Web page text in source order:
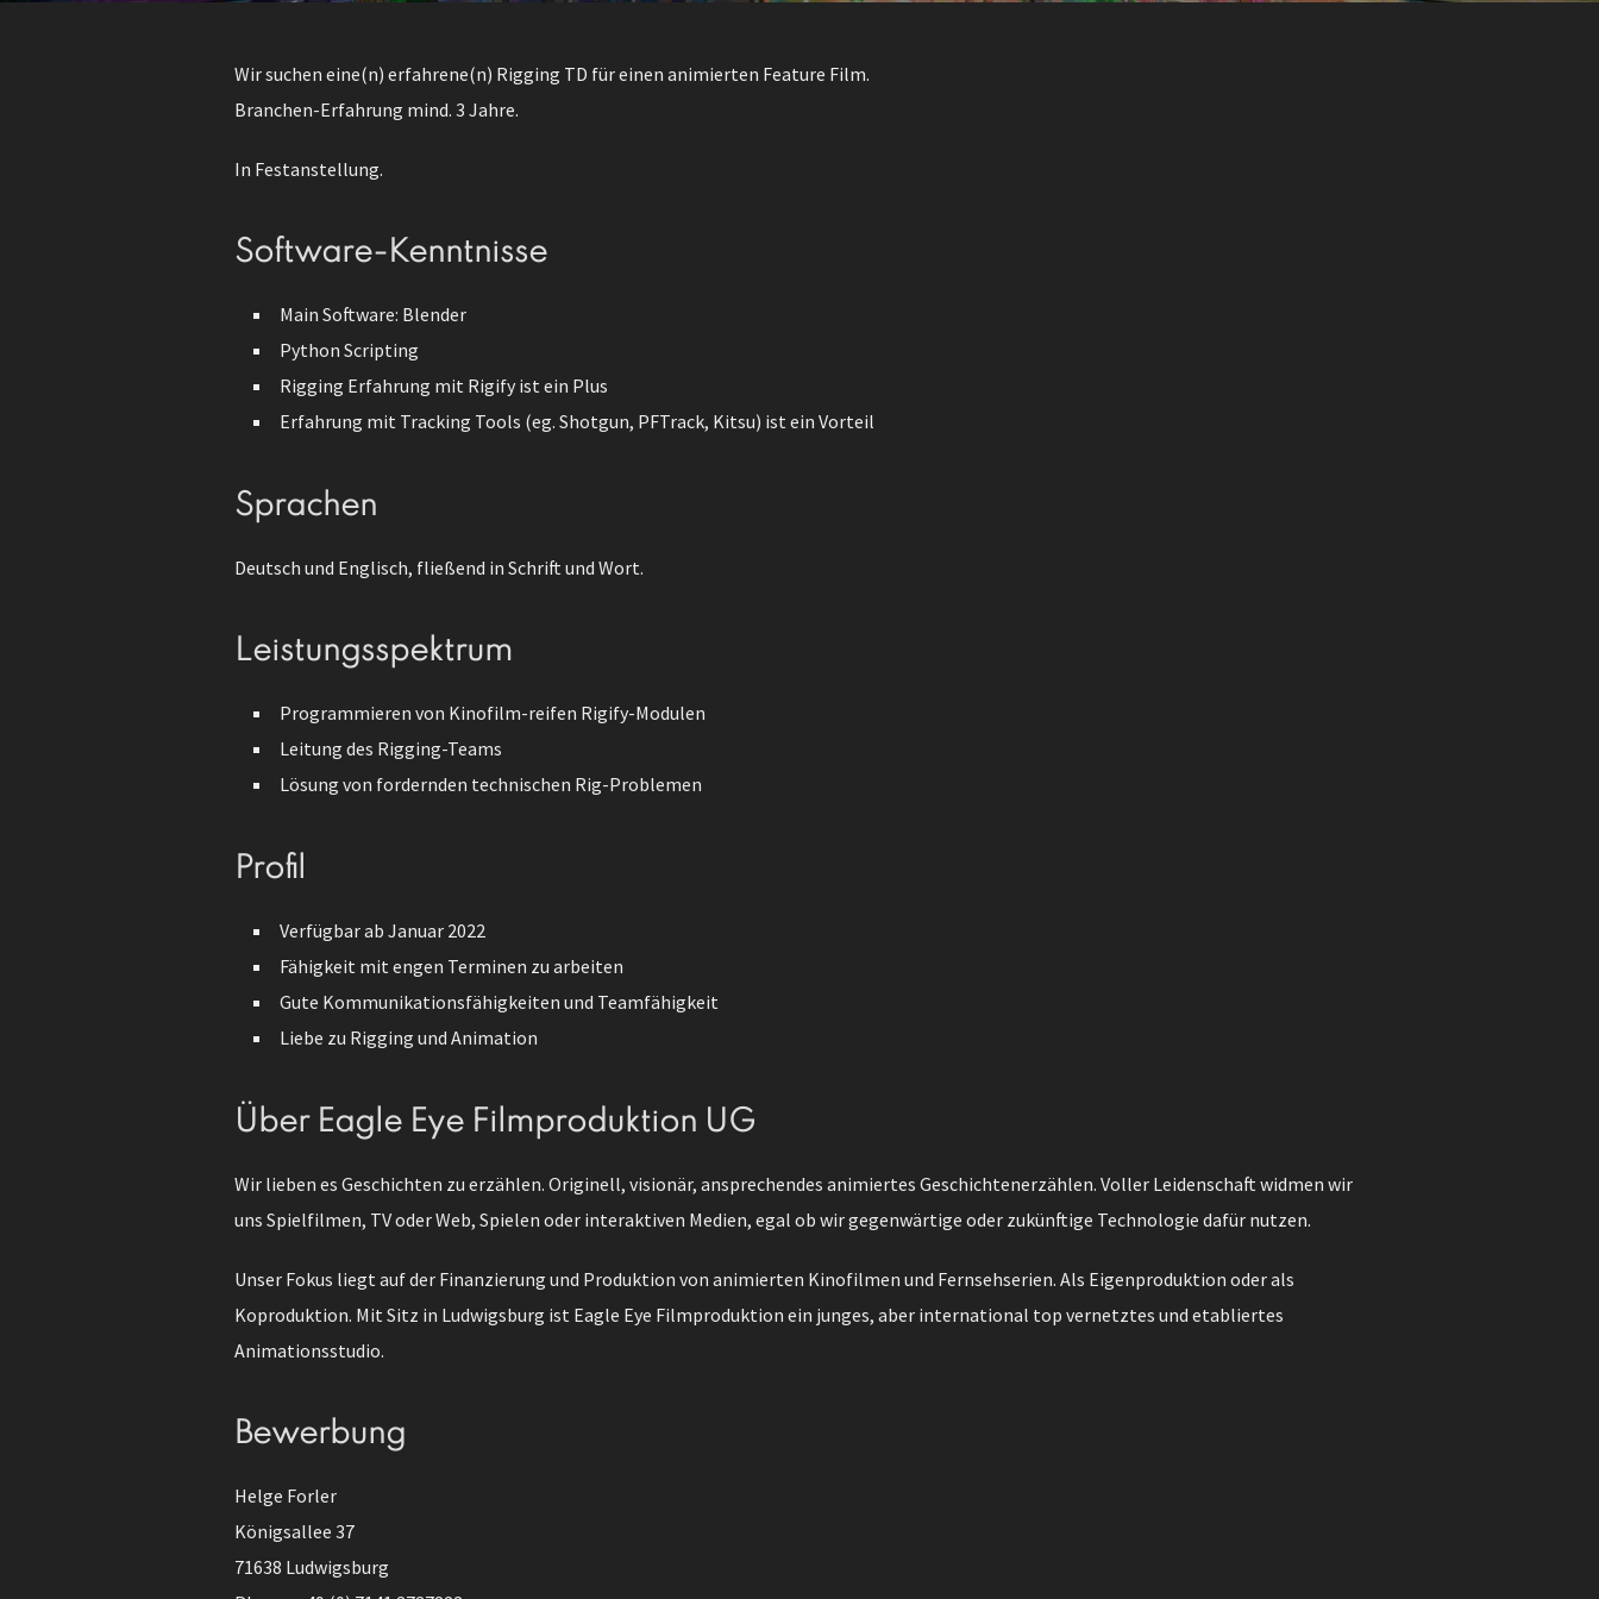
Wir suchen eine(n) erfahrene(n) Rigging TD für einen animierten Feature Film.
Branchen-Erfahrung mind. 3 Jahre.
In Festanstellung.
Software-Kenntnisse
Main Software: Blender
Python Scripting
Rigging Erfahrung mit Rigify ist ein Plus
Erfahrung mit Tracking Tools (eg. Shotgun, PFTrack, Kitsu) ist ein Vorteil
Sprachen
Deutsch und Englisch, fließend in Schrift und Wort.
Leistungsspektrum
Programmieren von Kinofilm-reifen Rigify-Modulen
Leitung des Rigging-Teams
Lösung von fordernden technischen Rig-Problemen
Profil
Verfügbar ab Januar 2022
Fähigkeit mit engen Terminen zu arbeiten
Gute Kommunikationsfähigkeiten und Teamfähigkeit
Liebe zu Rigging und Animation
Über Eagle Eye Filmproduktion UG
Wir lieben es Geschichten zu erzählen. Originell, visionär, ansprechendes animiertes Geschichtenerzählen. Voller Leidenschaft widmen wir
uns Spielfilmen, TV oder Web, Spielen oder interaktiven Medien, egal ob wir gegenwärtige oder zukünftige Technologie dafür nutzen.
Unser Fokus liegt auf der Finanzierung und Produktion von animierten Kinofilmen und Fernsehserien. Als Eigenproduktion oder als
Koproduktion. Mit Sitz in Ludwigsburg ist Eagle Eye Filmproduktion ein junges, aber international top vernetztes und etabliertes
Animationsstudio.
Bewerbung
Helge Forler
Königsallee 37
71638 Ludwigsburg